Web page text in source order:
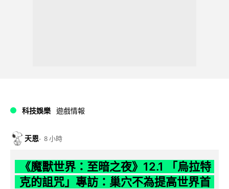
科技娛樂 遊戲情報
天恩 8 小時
《魔獸世界：至暗之夜》12.1 「烏拉特
克的詛咒」專訪：巢穴不為提高世界首